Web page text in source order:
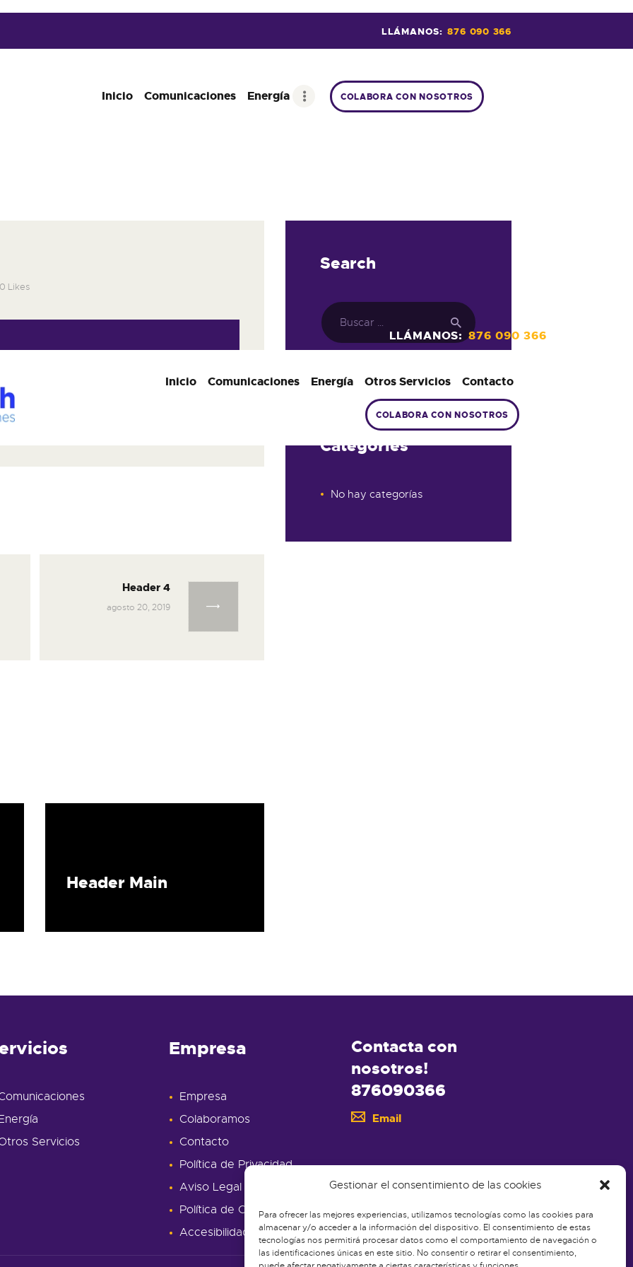
Gestionar el consentimiento de las cookies
Para ofrecer las mejores experiencias, utilizamos tecnologías como las cookies para
almacenar y/o acceder a la información del dispositivo. El consentimiento de estas
tecnologías nos permitirá procesar datos como el comportamiento de navegación o
las identificaciones únicas en este sitio. No consentir o retirar el consentimiento,
LLÁMANOS: 876 090 366
Inicio Comunicaciones Energía COLABORA CON NOSOTROS
INICIO
COMUNICACIONES
0 Likes
LLÁMANOS: 876 090 366
Inicio Comunicaciones Energía Otros Servicios Contacto
COLABORA CON NOSOTROS
Next post:
Header 4
agosto 20, 2019
Header Main
Search
Buscar:
Categories
No hay categorías
Servicios
Empresa
Empresa
Colaboramos
Contacto
Política de Privacidad
Aviso Legal
Política de Cookies
Accesibilidad
Contacta con
nosotros!
876090366
Email